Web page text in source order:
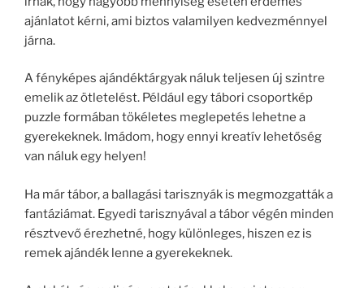
ajánlatot kérni, ami biztos valamilyen kedvezménnyel
járna.
A fényképes ajándéktárgyak náluk teljesen új szintre
emelik az ötletelést. Például egy tábori csoportkép
puzzle formában tökéletes meglepetés lehetne a
gyerekeknek. Imádom, hogy ennyi kreatív lehetőség
van náluk egy helyen!
Ha már tábor, a ballagási tarisznyák is megmozgatták a
fantáziámat. Egyedi tarisznyával a tábor végén minden
résztvevő érezhetné, hogy különleges, hiszen ez is
remek ajándék lenne a gyerekeknek.